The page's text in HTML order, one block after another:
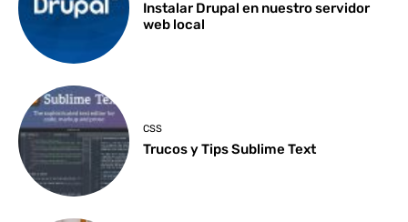
Instalar Drupal en nuestro servidor
web local
CSS
Trucos y Tips Sublime Text